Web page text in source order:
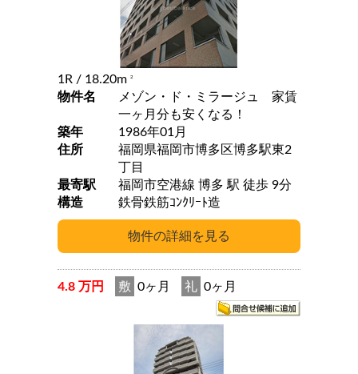
1R / 18.20m 2
物件名
メゾン・ド・ミラージュ 家賃
一ヶ月分も安くなる！
築年
1986年01月
住所
福岡県福岡市博多区博多駅東2
丁目
最寄駅
福岡市空港線 博多 駅 徒歩 9分
構造
鉄骨鉄筋ｺﾝｸﾘｰﾄ造
4.8 万円 敷 0ヶ月 礼 0ヶ月